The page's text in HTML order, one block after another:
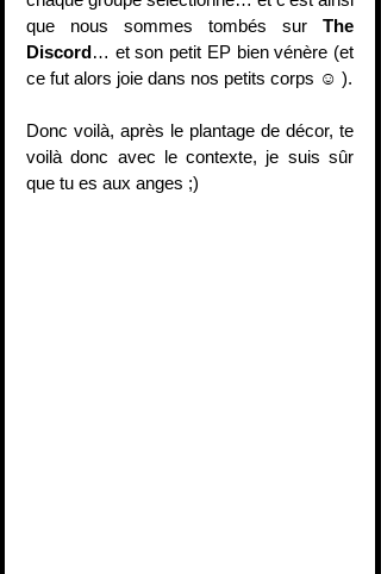
que nous sommes tombés sur The
Discord… et son petit EP bien vénère (et
ce fut alors joie dans nos petits corps ☺ ).
Donc voilà, après le plantage de décor, te
voilà donc avec le contexte, je suis sûr
que tu es aux anges ;)